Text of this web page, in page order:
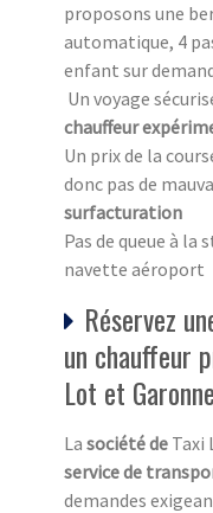
proposons une
automatique, 4
enfant sur
Un voyage
chauffeur
Un prix de la
donc pas de
surfacturation
Pas de queue à
navette aéroport
Réservez
un chauffeur
Lot et
La société de Taxi
service de
demandes